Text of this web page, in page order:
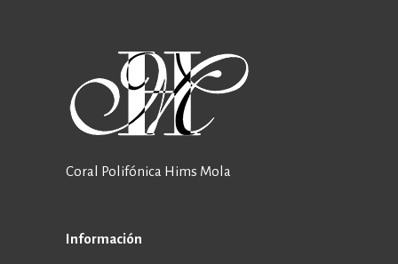
Coral Polifónica Hims Mola
Información